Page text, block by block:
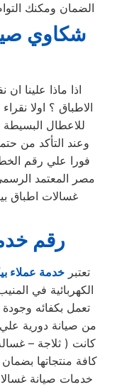
الضمان ومكنك
شكاوي
اذا ماذا علينا
الاطباق ؟ اولا
للاعطال
وعند التأكد من
فورا علي رقم
مصر المعتمد
غسالات اطباق
رقم
تعتبرخدمة عملاء
الكهربائية في
تعمل بكفائه
من صيانة دورية
كانت ( ثلاجة –
خدمات صيانة